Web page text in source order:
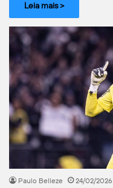
Leia mais >
Paulo Belleze 24/02/2026